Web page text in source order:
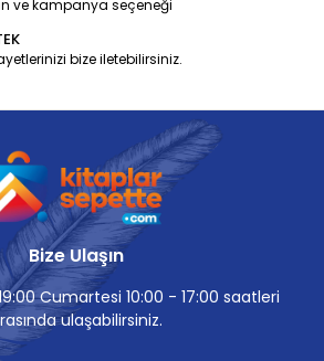
ve kampanya seçeneği
bize iletebilirsiniz.
Bize Ulaşın
Cumartesi 10:00 - 17:00 saatleri
ulaşabilirsiniz.